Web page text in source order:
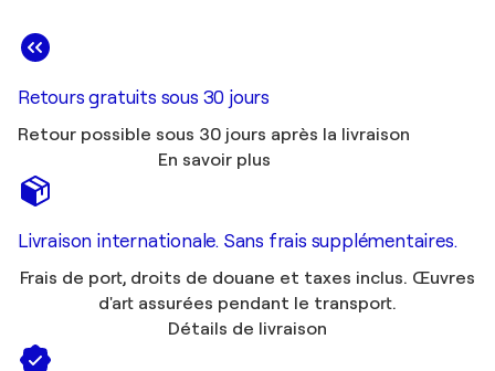
Retours gratuits sous 30 jours
Retour possible sous 30 jours après la livraison
En savoir plus
Livraison internationale. Sans frais supplémentaires.
Frais de port, droits de douane et taxes inclus. Œuvres
d'art assurées pendant le transport.
Détails de livraison